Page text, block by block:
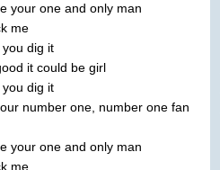
your one and only man
me
you dig it
it could be girl
you dig it
number one number one fan
your one and only man
me